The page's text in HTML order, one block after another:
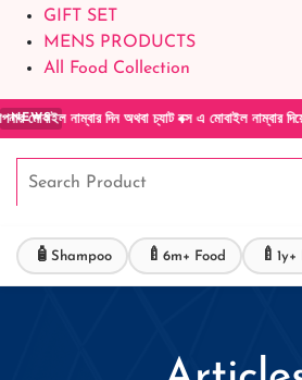
GIFT SET
MENS PRODUCTS
All Food Collection
NEWSচ্যাট বক্স এ মোবাইল নাম্বার দিয়ে আমাদের সাথে
🧴 Shampoo 🍼 6m+ Food 🍼 1y+